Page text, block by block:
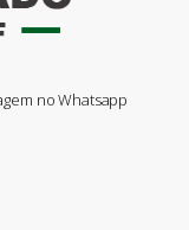
no Whatsapp